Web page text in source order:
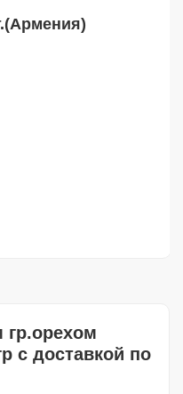
с доставкой по